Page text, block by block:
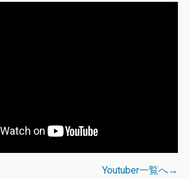
Youtuber一覧へ→